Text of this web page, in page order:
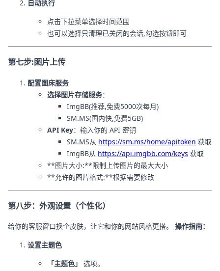
自动执行
点击下拉菜单选择时间范围
也可以选择只清理已关闭的会话,勾选按钮即可
第七步:图片上传
配置图床服务
选择图片存储服务：
ImgBB(推荐,免费5000次每月)
SM.MS(国内快,免费5GB)
API Key：输入你的 API 密钥
SM.MS从 https://sm.ms/home/apitoken 获取
ImgBB从 https://api.imgbb.com/keys 获取
**图片大小:**限制上传图片的最大大小
**允许的图片格式:**根据需要修改
第八步：外观设置（个性化）
给你的客服窗口换个皮肤，让它和你的网站风格更搭。 操作指南：
设置主题色
「主题色」
选项。